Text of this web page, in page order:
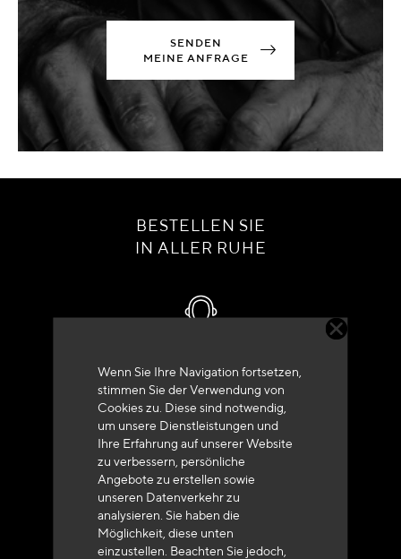
Wenn Sie Ihre Navigation fortsetzen,
stimmen Sie der Verwendung von
Cookies zu. Diese sind notwendig,
um unsere Dienstleistungen und
Ihre Erfahrung auf unserer Website
zu verbessern, persönliche
Angebote zu erstellen sowie
unseren Datenverkehr zu
analysieren. Sie haben die
Möglichkeit, diese unten
einzustellen. Beachten Sie jedoch,
SENDEN
MEINE ANFRAGE
BESTELLEN SIE
IN ALLER RUHE
Kundenservice
+33 (0)4 79 72 62 22 Drücken 1
Lieferung innerhalb von 48 bis 72 Stunden in
Metropolitan-Frankreich